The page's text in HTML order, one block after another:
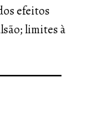
efeitos
limites à